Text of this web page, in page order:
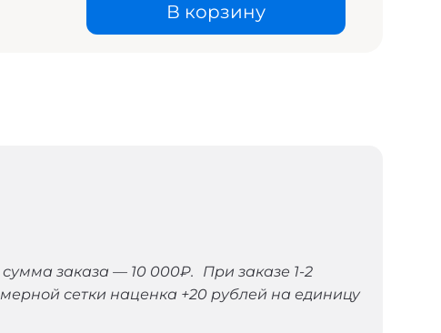
В корзину
заказа — 10 000₽. При заказе 1-2
сетки наценка +20 рублей на единицу